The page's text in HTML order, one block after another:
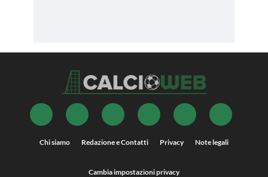
Chi siamo Redazione e Contatti Privacy Note legali
Cambia impostazioni privacy